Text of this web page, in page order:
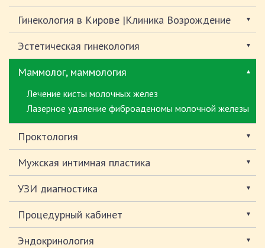
Гинекология в Кирове |Клиника Возрождение
Эстетическая гинекология
Маммолог, маммология
Лечение кисты молочных желез
Лазерное удаление фиброаденомы молочной железы
Проктология
Мужская интимная пластика
УЗИ диагностика
Процедурный кабинет
Эндокринология